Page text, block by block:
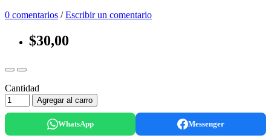
0 comentarios /Escribir un comentario
$30,00
Cantidad
Agregar al carro
WhatsApp Messenger